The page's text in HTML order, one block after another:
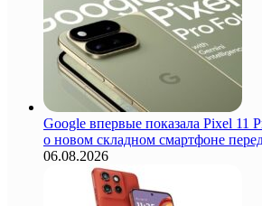
Google впервые показала Pixel 11
о новом складном смартфоне
06.08.2026